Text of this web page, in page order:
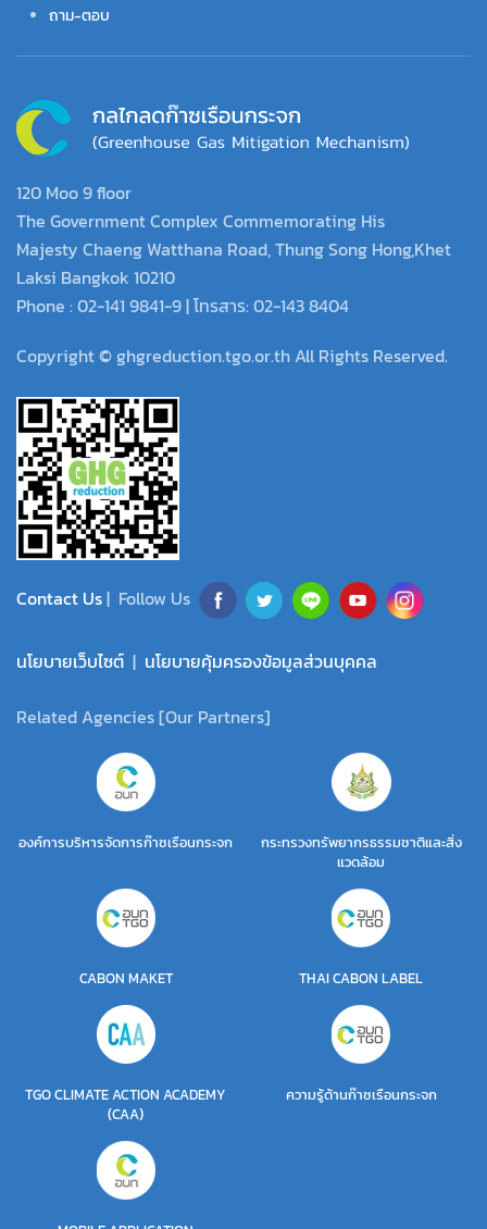
ถาม-ตอบ
120 Moo 9 floor
The Government Complex Commemorating His
Majesty Chaeng Watthana Road, Thung Song Hong,Khet
Laksi Bangkok 10210
Phone : 02-141 9841-9 | โทรสาร: 02-143 8404
Copyright © ghgreduction.tgo.or.th All Rights Reserved.
Contact Us| Follow Us
นโยบายเว็บไซต์ | นโยบายคุ้มครองข้อมูลส่วนบุคคล
Related Agencies [Our Partners]
องค์การบริหารจัดการก๊าซเรือนกระจก
กระทรวงทรัพยากรธรรมชาติและสิ่ง
แวดล้อม
CABON MAKET THAI CABON LABEL
TGO CLIMATE ACTION ACADEMY
(CAA)
ความรู้ด้านก๊าซเรือนกระจก